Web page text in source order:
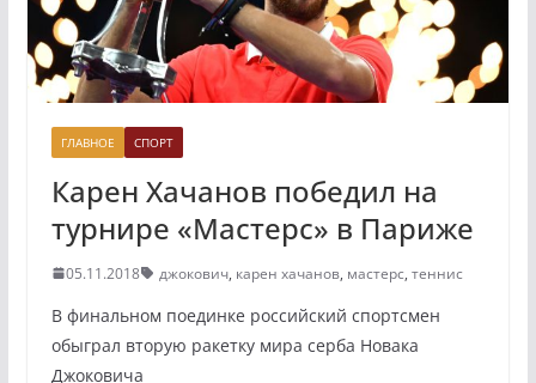
ГЛАВНОЕ СПОРТ
Карен Хачанов победил на
турнире «Мастерс» в Париже
05.11.2018 джокович, карен хачанов, мастерс, теннис
В финальном поединке российский спортсмен
обыграл вторую ракетку мира серба Новака
Джоковича